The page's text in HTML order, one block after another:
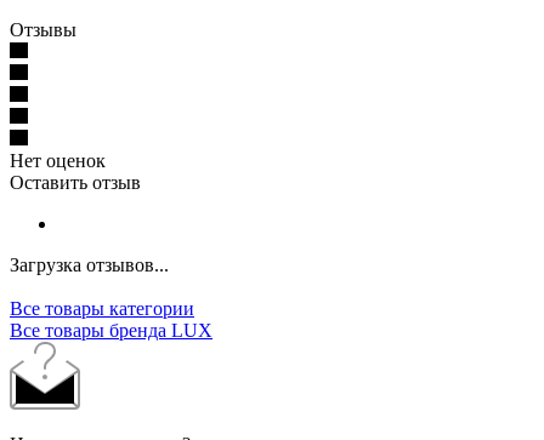
Отзывы
Нет оценок
Оставить отзыв
Загрузка отзывов...
Все товары категории
Все товары бренда LUX